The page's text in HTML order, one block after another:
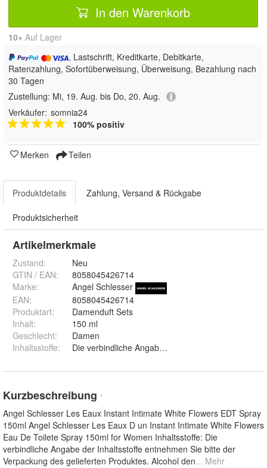
In den Warenkorb
10+ Auf Lager
, Lastschrift, Kreditkarte, Debitkarte,
Ratenzahlung, Sofortüberweisung, Überweisung, Bezahlung nach
30 Tagen
Zustellung: Mi, 19. Aug. bis Do, 20. Aug.
Verkäufer: somnia24
100% positiv
Merken Teilen
Produktdetails Zahlung, Versand & Rückgabe
Produktsicherheit
Artikelmerkmale
Zustand:
Neu
GTIN / EAN:
8058045426714
Marke:
Angel Schlesser
EAN:
8058045426714
Produktart:
Damenduft Sets
Inhalt:
150 ml
Geschlecht:
Damen
Inhaltsstoffe: Die verbindliche Angabe der Inhaltsstoffe
Kurzbeschreibung *
Angel Schlesser Les Eaux Instant Intimate White Flowers EDT Spray
150ml Angel Schlesser Les Eaux D un Instant Intimate White Flowers
Eau De Toilete Spray 150ml for Women Inhaltsstoffe: Die
verbindliche Angabe der Inhaltsstoffe entnehmen Sie bitte der
Verpackung des gelieferten Produktes. Alcohol den... Mehr